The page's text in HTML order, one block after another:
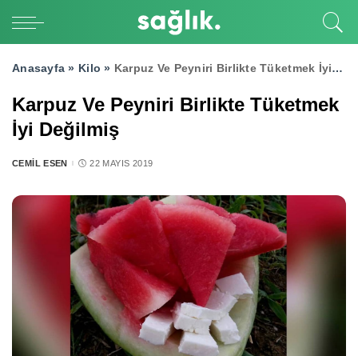
Anasayfa » Kilo » Karpuz Ve Peyniri Birlikte Tüketmek İyi Değilmiş
Karpuz Ve Peyniri Birlikte Tüketmek
İyi Değilmiş
POSTED
CEMIL ESEN 22 MAYIS 2019